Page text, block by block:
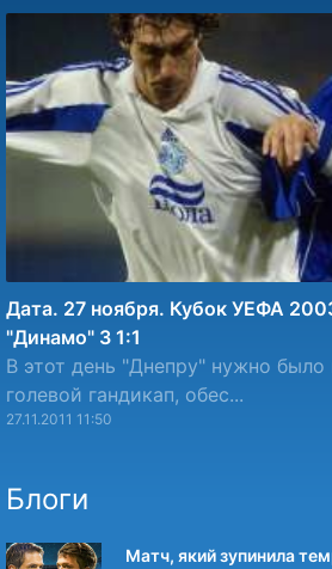
Дата. 27 ноября. Кубок УЕФА
"Динамо" З 1:1
В этот день "Днепру" нужно было
голевой гандикап, обес...
27.11.2011 11:50
Блоги
Матч, який зупинила